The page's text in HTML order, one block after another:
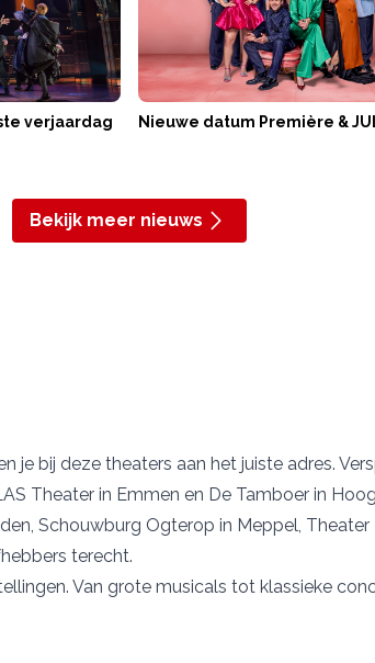
verjaardag
Nieuwe datum Première &
Bekijk meer nieuws
je bij deze theaters aan het juiste adres.
Theater in Emmen en De Tamboer in
Schouwburg Ogterop in Meppel,
terecht.
Van grote musicals tot klassieke